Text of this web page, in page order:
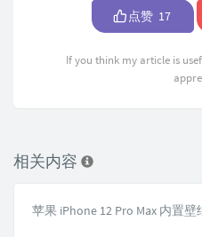
点赞 17
If you think my article is
相关内容
苹果 iPhone 12 Pro Max 内置